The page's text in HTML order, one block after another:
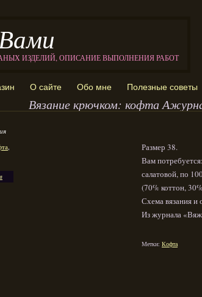
ИЗДЕЛИЙ, ОПИСАНИЕ ВЫПОЛНЕНИЯ РАБОТ
О сайте Обо мне Полезные советы
Вязание крючком: кофта
,
Размер 38.
Вам
салатовой, по
(70% коттон,
Схема вязания
Из журнала
Метки: Кофта